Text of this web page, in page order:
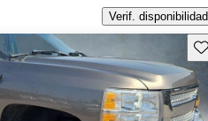
Verif. disponibilidad